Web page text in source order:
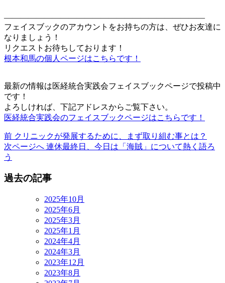
—————————————————————————
フェイスブックのアカウントをお持ちの方は、ぜひお友達に
なりましょう！
リクエストお待ちしております！
根本和馬の個人ページはこちらです！
最新の情報は医経統合実践会フェイスブックページで投稿中
です！
よろしければ、下記アドレスからご覧下さい。
医経統合実践会のフェイスブックページはこちらです！
前 前
の
クリニックが発展するために、まず取り組む事とは？
次ページへ 次
稿:
連休最終日、今日は「海賊」について熱く語ろ
う
過去の記事
2025年10月
2025年6月
2025年3月
2025年1月
2024年4月
2024年3月
2023年12月
2023年8月